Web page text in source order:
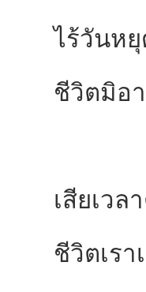
ไร้วันห
ชีวิตมิอ
เสียเว
ชีวิตเร